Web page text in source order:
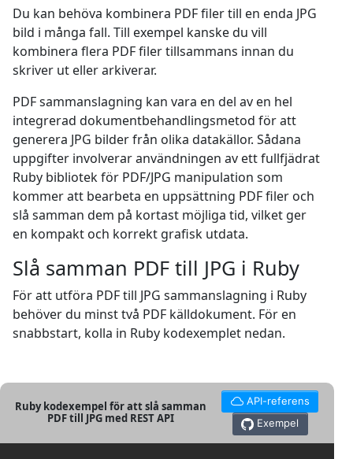
Du kan behöva kombinera PDF filer till en enda JPG
bild i många fall. Till exempel kanske du vill
kombinera flera PDF filer tillsammans innan du
skriver ut eller arkiverar.
PDF sammanslagning kan vara en del av en hel
integrerad dokumentbehandlingsmetod för att
generera JPG bilder från olika datakällor. Sådana
uppgifter involverar användningen av ett fullfjädrat
Ruby bibliotek för PDF/JPG manipulation som
kommer att bearbeta en uppsättning PDF filer och
slå samman dem på kortast möjliga tid, vilket ger
en kompakt och korrekt grafisk utdata.
Slå samman PDF till JPG i Ruby
För att utföra PDF till JPG sammanslagning i Ruby
behöver du minst två PDF källdokument. För en
snabbstart, kolla in Ruby kodexemplet nedan.
Ruby kodexempel för att slå samman
PDF till JPG med REST API
API-referens
Exempel